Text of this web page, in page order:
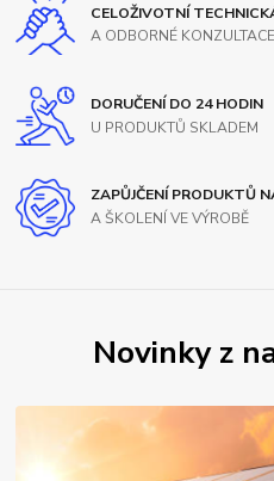
CELOŽIVOTNÍ
A ODBORNÉ KONZULTACE
DORUČENÍ DO 24 HODIN
U PRODUKTŮ SKLADEM
ZAPŮJČENÍ PRODUKTŮ
A ŠKOLENÍ VE VÝROBĚ
Novinky z